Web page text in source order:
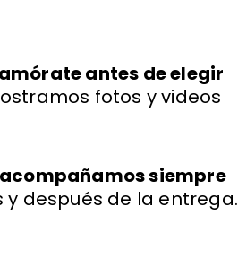
antes de elegir
fotos y videos
acompañamos siempre
y después de la entrega.